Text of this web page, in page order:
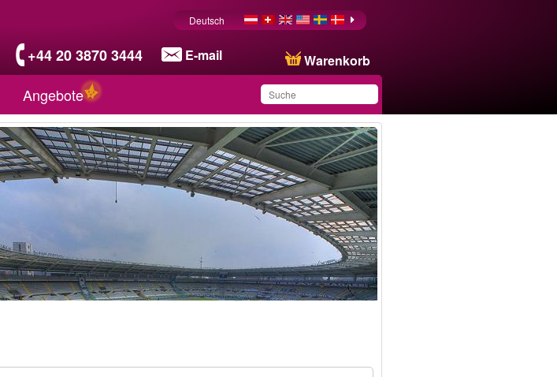
+44 20 3870 3444 E-mail Warenkorb
Deutsch
Angebote
Sie haben dieses
Produkt in Ihrer Liste
gespeichert